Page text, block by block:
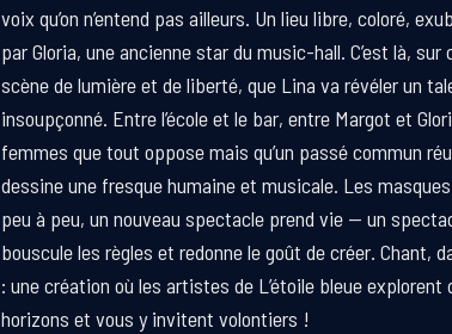
voix qu’on n’entend pas ailleurs. Un lieu libre, coloré,
par Gloria, une ancienne star du music-hall. C’est là,
scène de lumière et de liberté, que Lina va révéler un
insoupçonné. Entre l’école et le bar, entre Margot et
femmes que tout oppose mais qu’un passé commun
dessine une fresque humaine et musicale. Les
peu à peu, un nouveau spectacle prend vie — un
bouscule les règles et redonne le goût de créer. Chant,
: une création où les artistes de L’étoile bleue explorent
horizons et vous y invitent volontiers !